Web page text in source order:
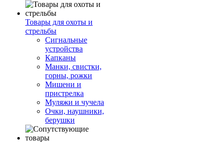
Товары для охоты и
стрельбы
Сигнальные
устройства
Капканы
Манки, свистки,
горны, рожки
Мишени и
пристрелка
Муляжи и чучела
Очки, наушники,
берушки